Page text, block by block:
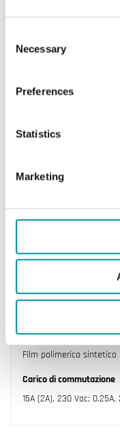
Selection
Necessary
Preferences
Statistics
Marketing
DBKH-10U
Umidostato
canali d'aria
Tipo di contatto
Elemento sensibile
Film polimerico
Carico di commutazione
15A (2A), 230 Vac; 0.25A,